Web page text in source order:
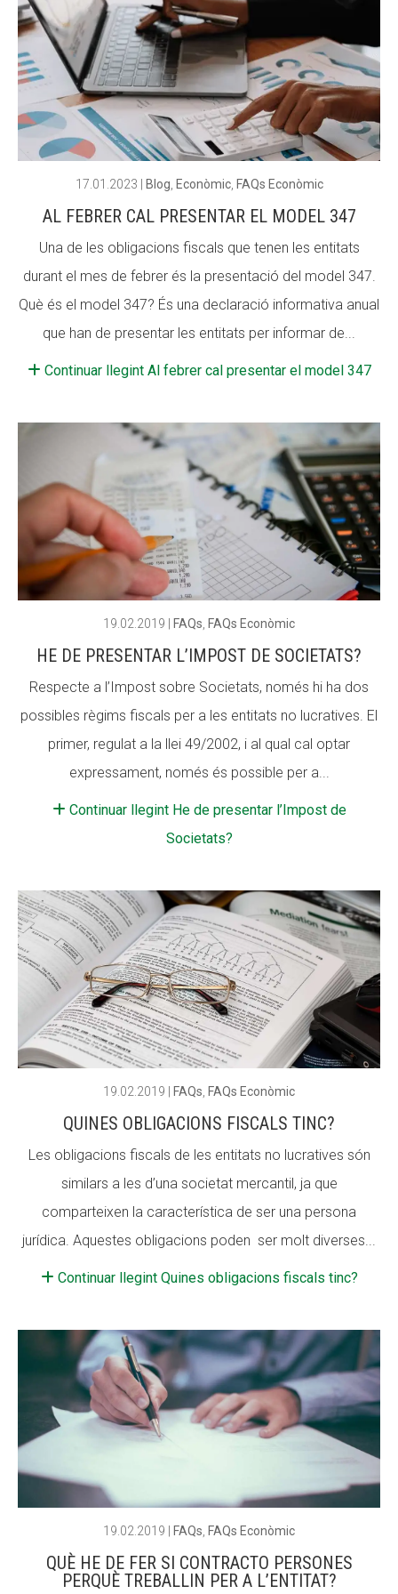
17.01.2023 Blog Econòmic, FAQs Econòmic
AL FEBRER CAL PRESENTAR EL MODEL 347
Una de les obligacions fiscals que tenen les entitats
durant el mes de febrer és la presentació del model 347.
Què és el model 347? És una declaració informativa anual
que han de presentar les entitats per informar de...
Continuar llegint Al febrer cal presentar el model 347
19.02.2019 FAQs FAQs Econòmic
HE DE PRESENTAR L’IMPOST DE SOCIETATS?
Respecte a l’Impost sobre Societats, només hi ha dos
possibles règims fiscals per a les entitats no lucratives. El
primer, regulat a la llei 49/2002, i al qual cal optar
expressament, només és possible per a...
Continuar llegint He de presentar l’Impost de
Societats?
19.02.2019 FAQs FAQs Econòmic
QUINES OBLIGACIONS FISCALS TINC?
Les obligacions fiscals de les entitats no lucratives són
similars a les d’una societat mercantil, ja que
comparteixen la característica de ser una persona
jurídica. Aquestes obligacions poden ser molt diverses...
Continuar llegint Quines obligacions fiscals tinc?
19.02.2019 FAQs FAQs Econòmic
QUÈ HE DE FER SI CONTRACTO PERSONES
PERQUÈ TREBALLIN PER A L’ENTITAT?
ACCIÓ SOCIAL I JOVES
ESPLAIS
SUPORT TERCER SECTOR
CONEIX FUNDESPLAI
L'equip
Missió i valors
Els comptes clars
Memòria d'activitats
ACTUALITAT
Notícies
COL·LABORA
Fes voluntariat
Fes un donatiu
Treballa amb nosaltres
ACCIÓ SOCIAL I JOVES
ESPLAIS
SUPORT TERCER SECTOR
CONEIX FUNDESPLAI
L'equip
Missió i valors
Els comptes clars
Memòria d'activitats
ACTUALITAT
Notícies
COL·LABORA
Fes voluntariat
Fes un donatiu
Treballa amb nosaltres